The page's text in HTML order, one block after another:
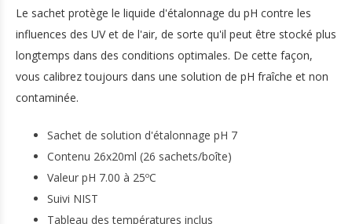
Le sachet protège le liquide d'étalonnage du pH contre les
influences des UV et de l'air, de sorte qu'il peut être stocké plus
longtemps dans des conditions optimales. De cette façon,
vous calibrez toujours dans une solution de pH fraîche et non
contaminée.
Sachet de solution d'étalonnage pH 7
Contenu 26x20ml (26 sachets/boîte)
Valeur pH 7.00 à 25ºC
Suivi NIST
Tableau des températures inclus